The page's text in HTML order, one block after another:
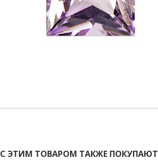
С ЭТИМ ТОВАРОМ ТАКЖЕ ПОКУПАЮТ